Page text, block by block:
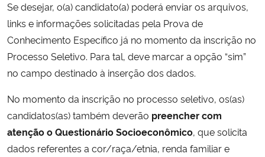
Se desejar, o(a) candidato(a) poderá enviar os arquivos,
links e informações solicitadas pela Prova de
Conhecimento Específico já no momento da inscrição no
Processo Seletivo. Para tal, deve marcar a opção “sim”
no campo destinado à inserção dos dados.
No momento da inscrição no processo seletivo, os(as)
candidatos(as) também deverão preencher com
atenção o Questionário Socioeconômico, que solicita
dados referentes a cor/raça/etnia, renda familiar e